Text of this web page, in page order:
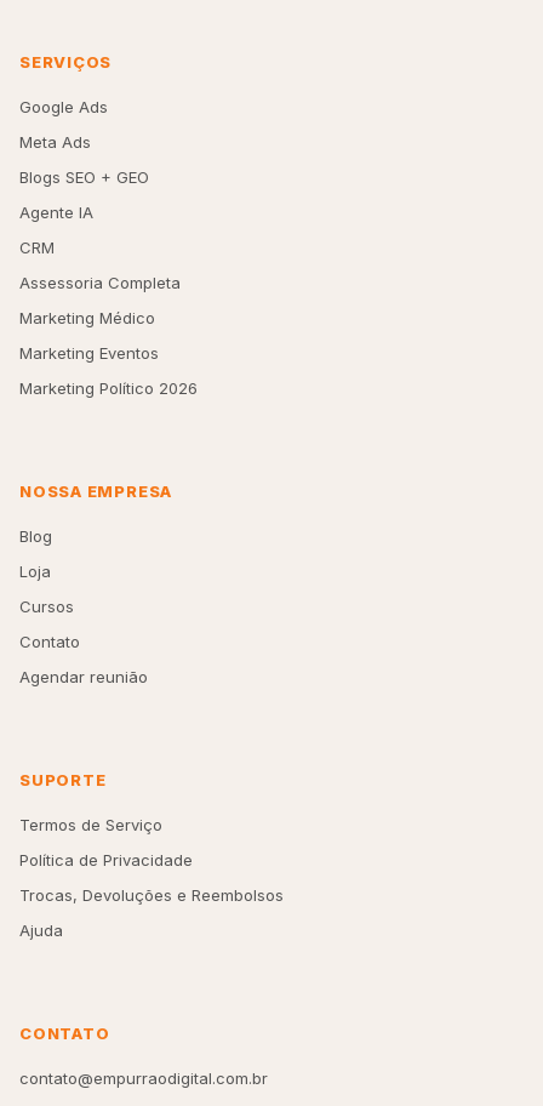
SERVIÇOS
Google Ads
Meta Ads
Blogs SEO + GEO
Agente IA
CRM
Assessoria Completa
Marketing Médico
Marketing Eventos
Marketing Político 2026
NOSSA EMPRESA
Blog
Loja
Cursos
Contato
Agendar reunião
SUPORTE
Termos de Serviço
Política de Privacidade
Trocas, Devoluções e Reembolsos
Ajuda
CONTATO
contato@empurraodigital.com.br